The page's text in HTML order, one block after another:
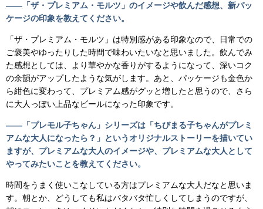
――「ザ・プレミアム・モルツ」のイメージや飲んだ感想、新パッ
ケージの印象を教えてください。
「ザ・プレミアム・モルツ」は特別感がある印象なので、日常での
ご褒美やゆったりした時間で味わいたいなと思いました。飲んでみ
た感想としては、より華やかな香りがするようになって、深いコク
の余韻がアップしたような気がします。あと、パッケージも金色か
ら紺色に変わって、プレミアム感がグッと増したと思うので、さら
に大人っぽい上品なビールになった印象です。
――「プレモル子ちゃん」シリーズは「ちびまる子ちゃんがプレミ
アムな大人になったら？」というオリジナルストーリーを描いてい
ますが、プレミアムな大人のイメージや、プレミアムな大人として
やってみたいことを教えてください。
時間をうまく使いこなしている方はプレミアムな大人だなと思いま
す。朝とか、どうしても私はバタバタ忙しくしてしまうのですが、